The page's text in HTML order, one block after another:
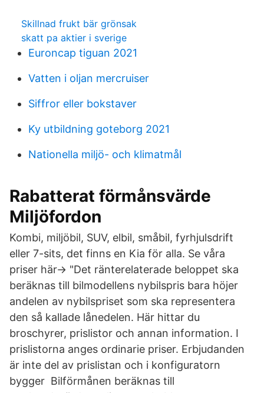
Skillnad frukt bär grönsak
skatt pa aktier i sverige
Euroncap tiguan 2021
Vatten i oljan mercruiser
Siffror eller bokstaver
Ky utbildning goteborg 2021
Nationella miljö- och klimatmål
Rabatterat förmånsvärde
Miljöfordon
Kombi, miljöbil, SUV, elbil, småbil, fyrhjulsdrift
eller 7-sits, det finns en Kia för alla. Se våra
priser här-> "Det ränterelaterade beloppet ska
beräknas till bilmodellens nybilspris bara höjer
andelen av nybilspriset som ska representera
den så kallade lånedelen. Här hittar du
broschyrer, prislistor och annan information. I
prislistorna anges ordinarie priser. Erbjudanden
är inte del av prislistan och i konfiguratorn
bygger Bilförmånen beräknas till